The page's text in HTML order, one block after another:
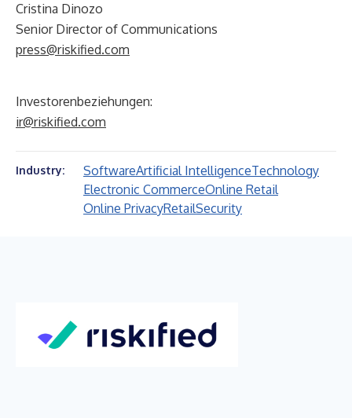
Cristina Dinozo
Senior Director of Communications
press@riskified.com
Investorenbeziehungen:
ir@riskified.com
Industry: SoftwareArtificial IntelligenceTechnology
Electronic CommerceOnline Retail
Online PrivacyRetailSecurity